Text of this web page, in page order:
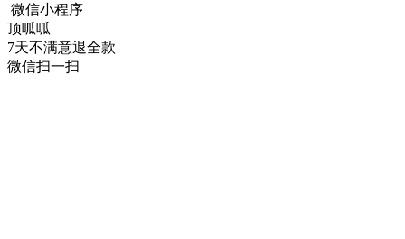
微信小程序
顶呱呱
7天不满意退全款
微信扫一扫